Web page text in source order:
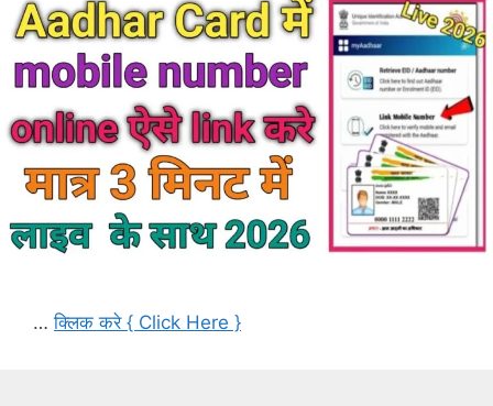
…क्लिक करे { Click Here }